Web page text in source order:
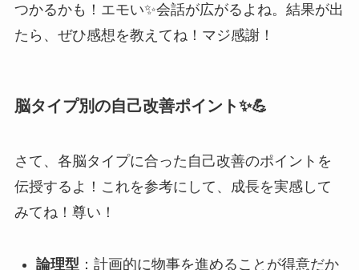
つかるかも！エモい✨会話が広がるよね。結果が出
たら、ぜひ感想を教えてね！マジ感謝！
脳タイプ別の自己改善ポイント✨💪
さて、各脳タイプに合った自己改善のポイントを
伝授するよ！これを参考にして、成長を実感して
みてね！尊い！
論理型 ：計画的に物事を進めることが得意だか